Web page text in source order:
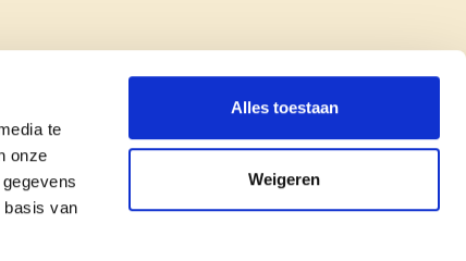
te
onze
basis van
Alles toestaan
Weigeren